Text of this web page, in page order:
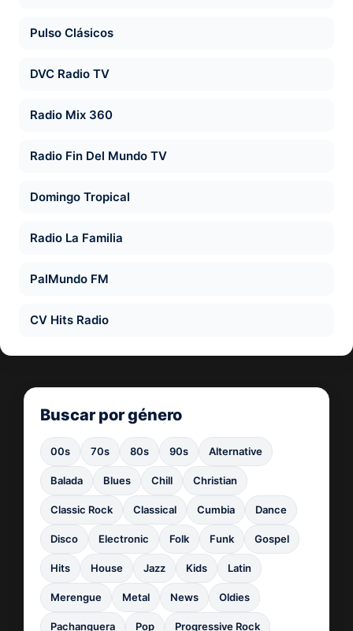
Pulso Clásicos
DVC Radio TV
Radio Mix 360
Radio Fin Del Mundo TV
Domingo Tropical
Radio La Familia
PalMundo FM
CV Hits Radio
Buscar por género
00s 70s 80s 90s Alternative
Balada Blues Chill Christian
Classic Rock Classical Cumbia Dance
Disco Electronic Folk Funk Gospel
Hits House Jazz Kids Latin
Merengue Metal News Oldies
Pachanguera Pop Progressive Rock